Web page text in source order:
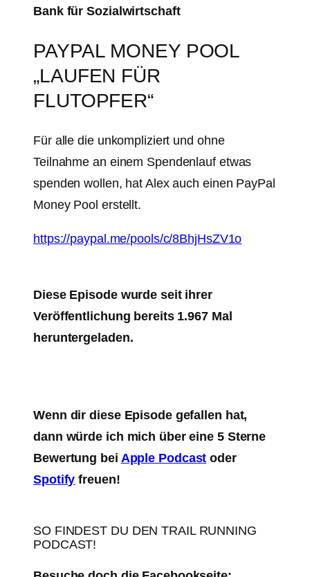
Bank für Sozialwirtschaft
PAYPAL MONEY POOL
„LAUFEN FÜR
FLUTOPFER“
Für alle die unkompliziert und ohne
Teilnahme an einem Spendenlauf etwas
spenden wollen, hat Alex auch einen PayPal
Money Pool erstellt.
https://paypal.me/pools/c/8BhjHsZV1o
Diese Episode wurde seit ihrer
Veröffentlichung bereits 1.967 Mal
heruntergeladen.
Wenn dir diese Episode gefallen hat,
dann würde ich mich über eine 5 Sterne
Bewertung bei Apple Podcast oder
Spotify freuen!
SO FINDEST DU DEN TRAIL RUNNING
PODCAST!